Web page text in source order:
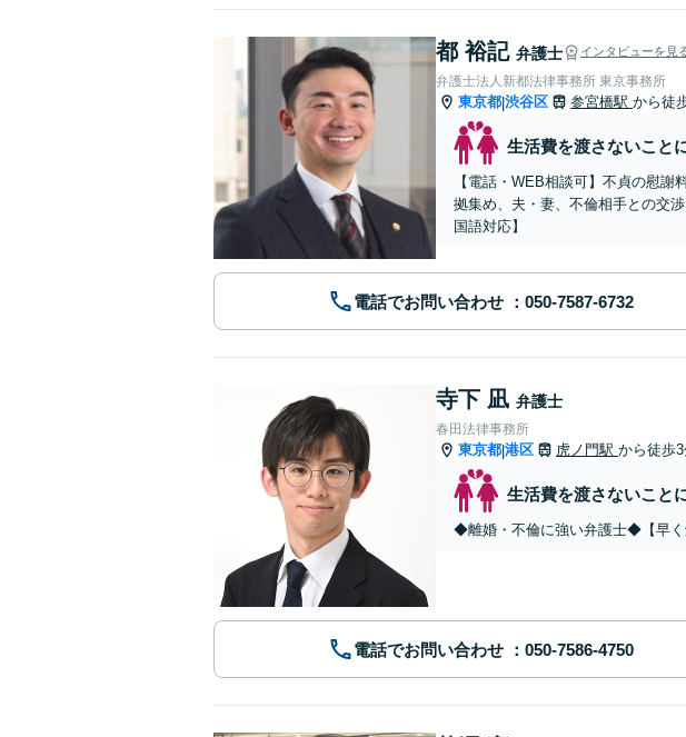
都 裕記 弁護士 インタビューを見
弁護士法人新都法律事務所 東京事務所
東京都|渋谷区 参宮橋駅 から徒
生活費を渡さないこと
【電話・WEB相談可】不貞の慰
拠集め、夫・妻、不倫相手との交
国語対応】
電話でお問い合わせ
寺下 凪 弁護士
春田法律事務所
東京都|港区 虎ノ門駅 から徒歩
生活費を渡さないこと
◆離婚・不倫に強い弁護士◆【早く
電話でお問い合わせ